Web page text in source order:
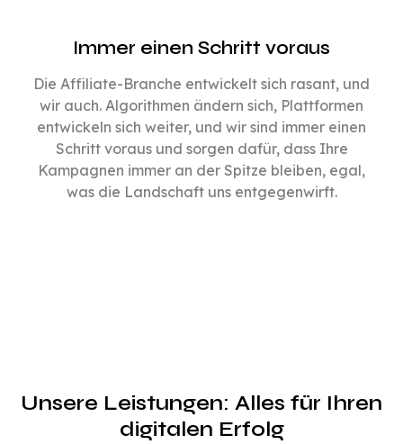
Immer einen Schritt voraus
Die Affiliate-Branche entwickelt sich rasant, und
wir auch. Algorithmen ändern sich, Plattformen
entwickeln sich weiter, und wir sind immer einen
Schritt voraus und sorgen dafür, dass Ihre
Kampagnen immer an der Spitze bleiben, egal,
was die Landschaft uns entgegenwirft.
Unsere Leistungen: Alles für Ihren
digitalen Erfolg